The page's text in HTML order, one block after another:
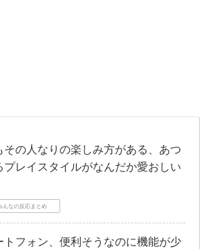
その人なりの楽しみ方がある、あつ
プレイスタイルがなんだか愛おしい
んなの反応まとめ
トフォン、便利そうなのに機能が少